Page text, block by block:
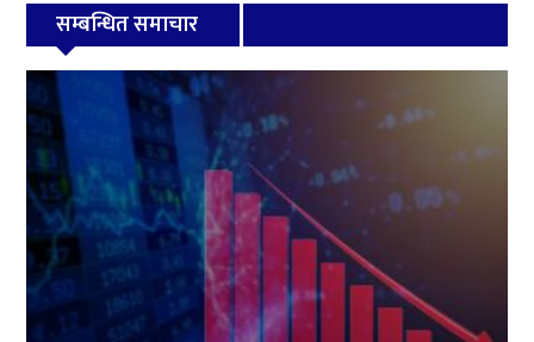
सम्बन्धित समाचार